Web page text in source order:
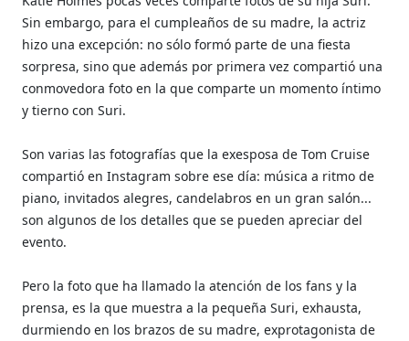
Sin embargo, para el cumpleaños de su madre, la actriz
hizo una excepción: no sólo formó parte de una fiesta
sorpresa, sino que además por primera vez compartió una
conmovedora foto en la que comparte un momento íntimo
y tierno con Suri.
Son varias las fotografías que la exesposa de Tom Cruise
compartió en Instagram sobre ese día: música a ritmo de
piano, invitados alegres, candelabros en un gran salón...
son algunos de los detalles que se pueden apreciar del
evento.
Pero la foto que ha llamado la atención de los fans y la
prensa, es la que muestra a la pequeña Suri, exhausta,
durmiendo en los brazos de su madre, exprotagonista de